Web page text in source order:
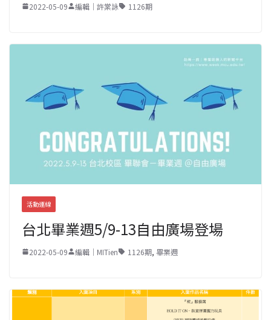
2022-05-09 編輯｜許棠詠 1126期
活動連線
台北畢業週5/9-13自由廣場登場
2022-05-09 編輯｜MITien 1126期, 畢業週